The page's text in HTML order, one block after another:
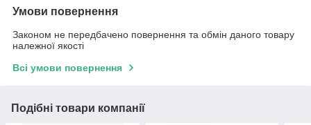
Умови повернення
Законом не передбачено повернення та обмін даного товару
належної якості
Всі умови повернення
Подібні товари компанії